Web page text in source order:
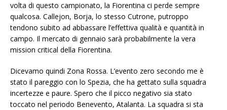
volta di questo campionato, la Fiorentina ci perde sempre
qualcosa. Callejon, Borja, lo stesso Cutrone, putroppo
tendono subito ad abbassare l’effettiva qualità e quantità in
campo. Il mercato di gennaio sarà probabilmente la vera
mission critical della Fiorentina.
Dicevamo quindi Zona Rossa. L’evento zero secondo me è
stato il pareggio con lo Spezia, che ha gettato sulla squadra
incertezze e paure. Spero che il picco negativo sia stato
toccato nel periodo Benevento, Atalanta. La squadra si sta